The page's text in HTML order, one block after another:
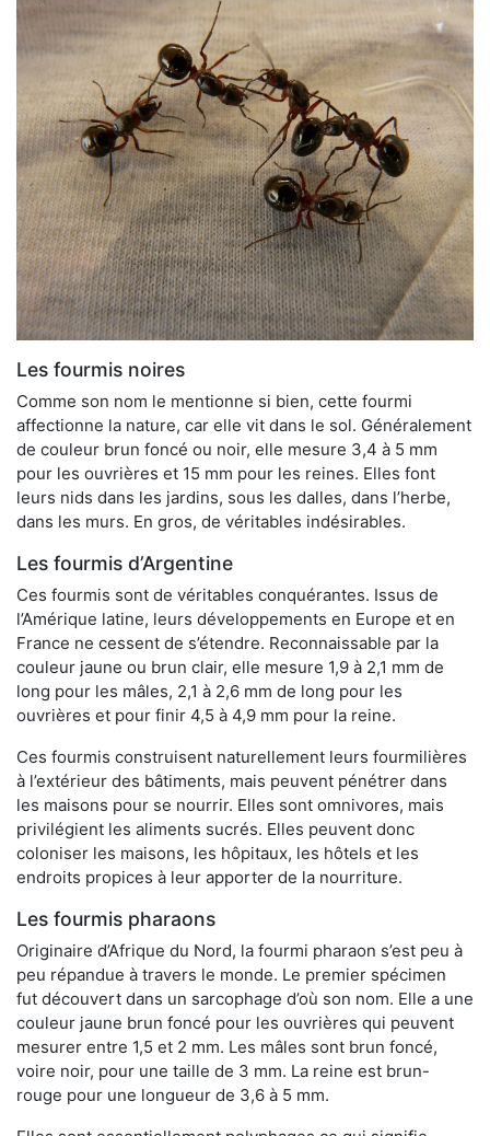
Les fourmis noires
Comme son nom le mentionne si bien, cette fourmi
affectionne la nature, car elle vit dans le sol. Généralement
de couleur brun foncé ou noir, elle mesure 3,4 à 5 mm
pour les ouvrières et 15 mm pour les reines. Elles font
leurs nids dans les jardins, sous les dalles, dans l’herbe,
dans les murs. En gros, de véritables indésirables.
Les fourmis d’Argentine
Ces fourmis sont de véritables conquérantes. Issus de
l’Amérique latine, leurs développements en Europe et en
France ne cessent de s’étendre. Reconnaissable par la
couleur jaune ou brun clair, elle mesure 1,9 à 2,1 mm de
long pour les mâles, 2,1 à 2,6 mm de long pour les
ouvrières et pour finir 4,5 à 4,9 mm pour la reine.
Ces fourmis construisent naturellement leurs fourmilières
à l’extérieur des bâtiments, mais peuvent pénétrer dans
les maisons pour se nourrir. Elles sont omnivores, mais
privilégient les aliments sucrés. Elles peuvent donc
coloniser les maisons, les hôpitaux, les hôtels et les
endroits propices à leur apporter de la nourriture.
Les fourmis pharaons
Originaire d’Afrique du Nord, la fourmi pharaon s’est peu à
peu répandue à travers le monde. Le premier spécimen
fut découvert dans un sarcophage d’où son nom. Elle a une
couleur jaune brun foncé pour les ouvrières qui peuvent
mesurer entre 1,5 et 2 mm. Les mâles sont brun foncé,
voire noir, pour une taille de 3 mm. La reine est brun-
rouge pour une longueur de 3,6 à 5 mm.